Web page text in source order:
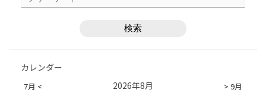
カレンダー
7月 < > 9月
2026年8月